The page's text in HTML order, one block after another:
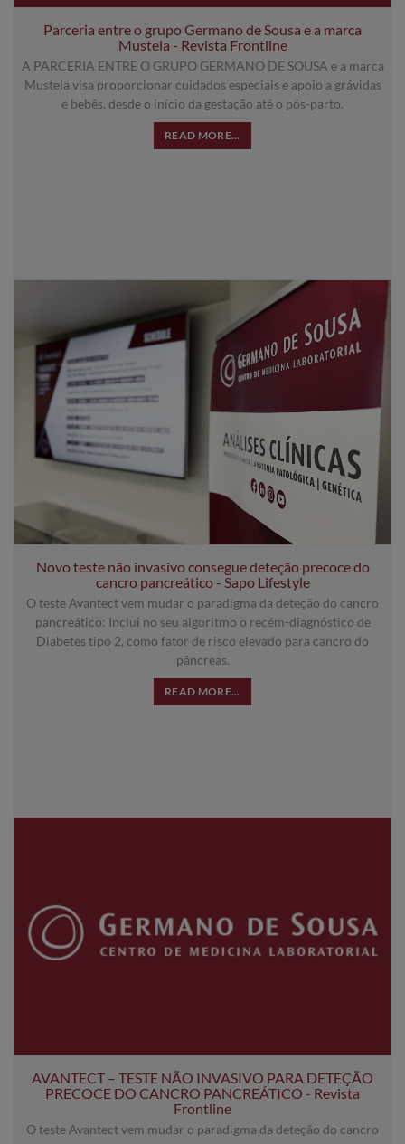
Parceria entre o grupo Germano de Sousa e a marca
Mustela - Revista Frontline
A PARCERIA ENTRE O GRUPO GERMANO DE SOUSA e a marca
Mustela visa proporcionar cuidados especiais e apoio a grávidas
e bebês, desde o início da gestação até o pós-parto.
READ MORE...
Novo teste não invasivo consegue deteção precoce do
cancro pancreático - Sapo Lifestyle
O teste Avantect vem mudar o paradigma da deteção do cancro
pancreático: Inclui no seu algoritmo o recém-diagnóstico de
Diabetes tipo 2, como fator de risco elevado para cancro do
pâncreas.
READ MORE...
AVANTECT – TESTE NÃO INVASIVO PARA DETEÇÃO
PRECOCE DO CANCRO PANCREÁTICO - Revista
Frontline
O teste Avantect vem mudar o paradigma da deteção do cancro